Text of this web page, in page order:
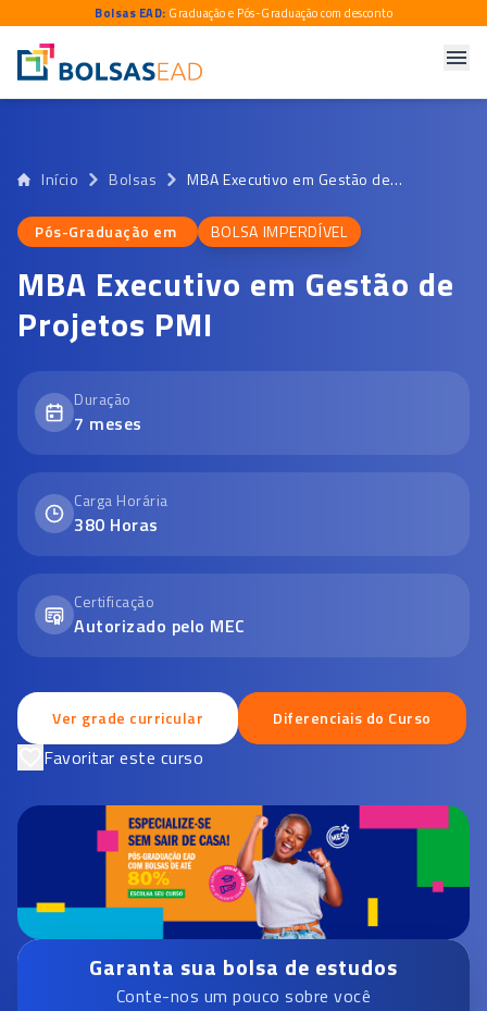
Bolsas EAD: Graduação e Pós-Graduação com desconto
Início Bolsas MBA Executivo em Gestão de Projetos PMI
Pós-Graduação em BOLSA IMPERDÍVEL
Pós-Graduação em
MBA Executivo em Gestão de
Projetos PMI
Duração
7 meses
Carga Horária
380 Horas
Certificação
Autorizado pelo MEC
Ver grade curricular Diferenciais do Curso
Favoritar este curso
Garanta sua bolsa de estudos
Conte-nos um pouco sobre você